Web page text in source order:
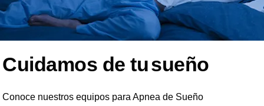
Cuidamos de tusueño
Conoce nuestros equipos para Apnea de Sueño